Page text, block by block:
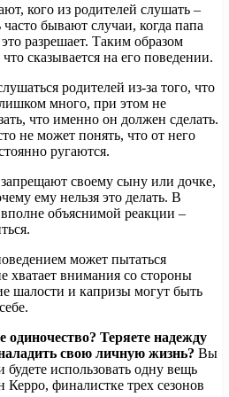
кого из родителей слушать –
бывают случаи, когда папа
разрешает. Таким образом
сказывается на его поведении.
родителей из-за того, что
много, при этом не
что именно он должен сделать.
не может понять, что от него
ругаются.
своему сыну или дочке,
ему нельзя это делать. В
вполне объяснимой реакции –
может пытаться
хватает внимания со стороны
шалости и капризы могут быть
одиночество? Теряете надежду
свою личную жизнь? Вы
использовать одну вещь
финалистке трех сезонов